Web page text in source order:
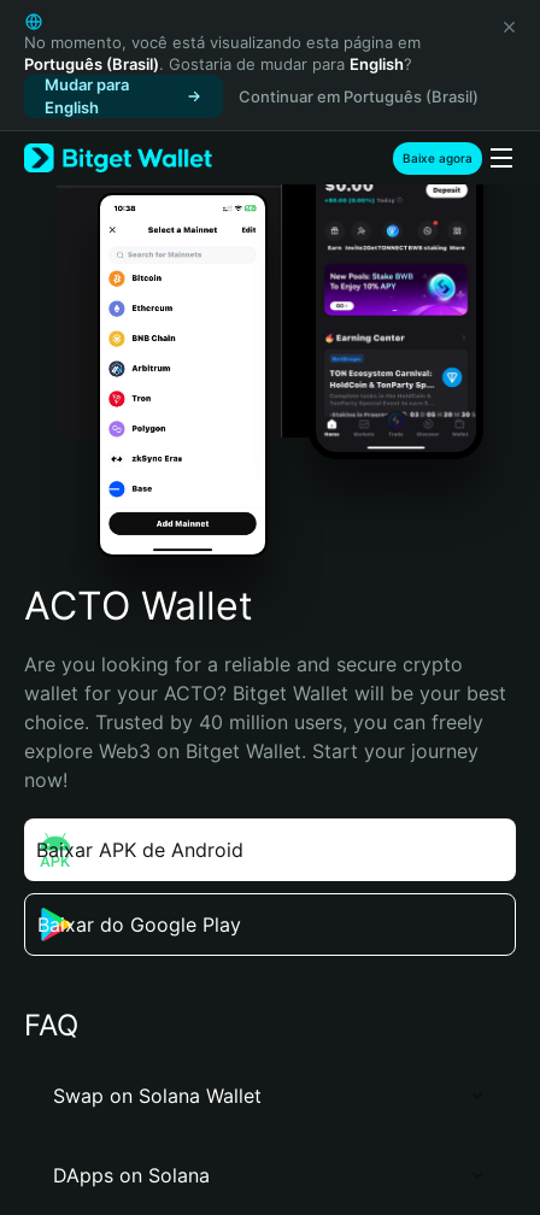
English
日本語
Tiếng Việt
Русский
Español (Latinoamérica)
Türkçe
Italiano
Português (Portugal)
Bahasa Indonesia
Português (Brasil)
Español (Argentina)
No momento, você está visualizando esta página em
Português (Brasil). Gostaria de mudar para English?
Mudar para
English
Continuar em Português (Brasil)
Baixe agora
ACTO Wallet
Are you looking for a reliable and secure crypto
wallet for your ACTO? Bitget Wallet will be your best
choice. Trusted by 40 million users, you can freely
explore Web3 on Bitget Wallet. Start your journey
now!
Baixar APK de Android
Baixar do Google Play
FAQ
Swap on Solana Wallet
DApps on Solana